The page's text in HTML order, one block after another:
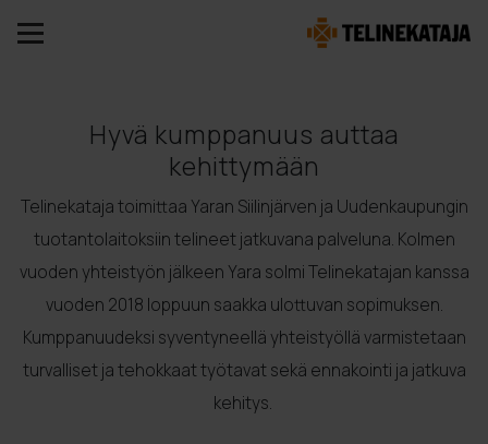
Hyvä kumppanuus auttaa
kehittymään
Telinekataja toimittaa Yaran Siilinjärven ja Uudenkaupungin
tuotantolaitoksiin telineet jatkuvana palveluna. Kolmen
vuoden yhteistyön jälkeen Yara solmi Telinekatajan kanssa
vuoden 2018 loppuun saakka ulottuvan sopimuksen.
Kumppanuudeksi syventyneellä yhteistyöllä varmistetaan
turvalliset ja tehokkaat työtavat sekä ennakointi ja jatkuva
kehitys.